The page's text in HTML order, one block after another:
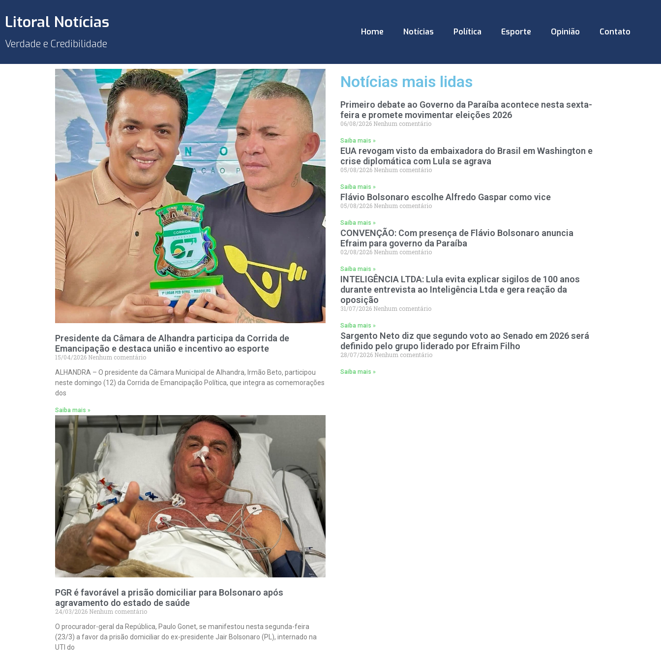
Litoral Notícias
Verdade e Credibilidade
Home Notícias Política Esporte Opinião Contato
Presidente da Câmara de Alhandra participa da Corrida de
Emancipação e destaca união e incentivo ao esporte
15/04/2026 Nenhum comentário
ALHANDRA – O presidente da Câmara Municipal de Alhandra, Irmão Beto, participou
neste domingo (12) da Corrida de Emancipação Política, que integra as comemorações
dos
Saiba mais »
PGR é favorável a prisão domiciliar para Bolsonaro após
agravamento do estado de saúde
24/03/2026 Nenhum comentário
O procurador-geral da República, Paulo Gonet, se manifestou nesta segunda-feira
(23/3) a favor da prisão domiciliar do ex-presidente Jair Bolsonaro (PL), internado na
UTI do
Notícias mais lidas
Primeiro debate ao Governo da Paraíba acontece nesta sexta-
feira e promete movimentar eleições 2026
06/08/2026 Nenhum comentário
Saiba mais »
EUA revogam visto da embaixadora do Brasil em Washington e
crise diplomática com Lula se agrava
05/08/2026 Nenhum comentário
Saiba mais »
Flávio Bolsonaro escolhe Alfredo Gaspar como vice
05/08/2026 Nenhum comentário
Saiba mais »
CONVENÇÃO: Com presença de Flávio Bolsonaro anuncia
Efraim para governo da Paraíba
02/08/2026 Nenhum comentário
Saiba mais »
INTELIGÊNCIA LTDA: Lula evita explicar sigilos de 100 anos
durante entrevista ao Inteligência Ltda e gera reação da
oposição
31/07/2026 Nenhum comentário
Saiba mais »
Sargento Neto diz que segundo voto ao Senado em 2026 será
definido pelo grupo liderado por Efraim Filho
28/07/2026 Nenhum comentário
Saiba mais »